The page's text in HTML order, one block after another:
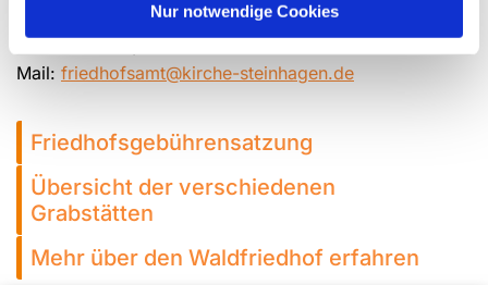
Nur notwendige Cookies
Telefon: 0 52 04 / 80 01 86
Mail: friedhofsamt@kirche-steinhagen.de
Friedhofsgebührensatzung
Übersicht der verschiedenen
Grabstätten
Mehr über den Waldfriedhof erfahren